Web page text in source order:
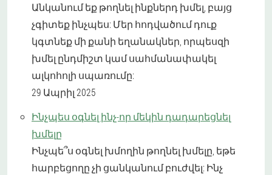
Անկանում եք թողնել ինքներդ խմել, բայց
չգիտեք ինչպես: Մեր հոդվածում դուք
կգտնեք մի քանի եղանակներ, որպեսզի
խմել ընդմիշտ կամ սահմանափակել
ալկոհոլի սպառումը:
29 Ապրիլ 2025
Ինչպես օգնել ինչ-որ մեկին դադարեցնել
խմելը
Ինչպե՞ս օգնել խմողին թողնել խմելը, եթե
հարբեցողը չի ցանկանում բուժվել: Ինչ